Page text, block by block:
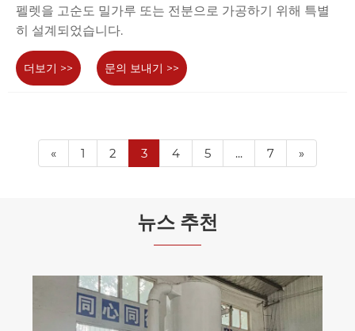
펠렛을 고순도 밀가루 또는 전분으로 가공하기 위해 특별
히 설계되었습니다.
더보기 >> 문의 보내기 >>
« 1 2 3 4 5 ... 7 »
뉴스 추천